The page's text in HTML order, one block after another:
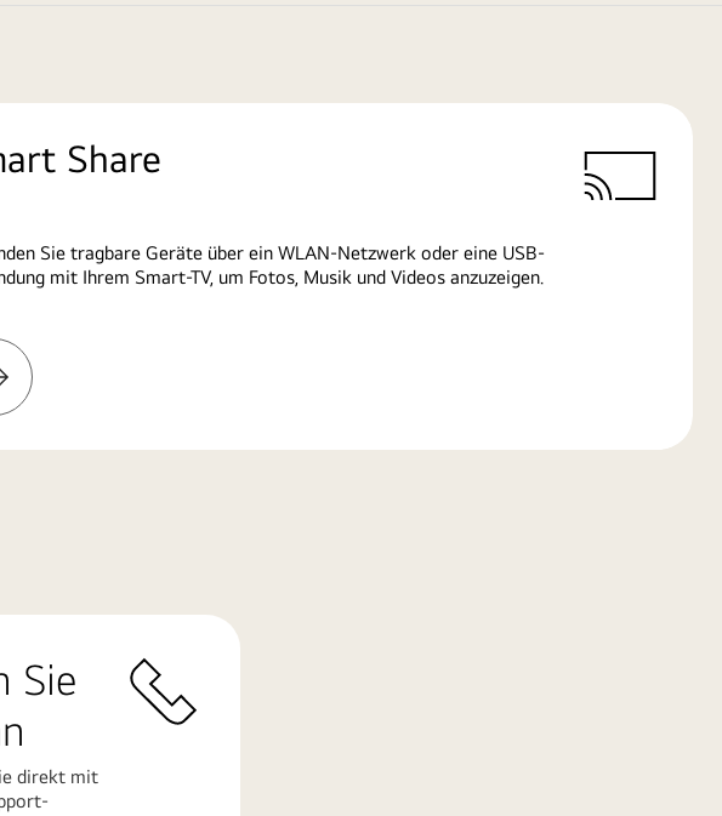
Share
Sie tragbare Geräte über ein WLAN-Netzwerk oder eine USB-
mit Ihrem Smart-TV, um Fotos, Musik und Videos anzuzeigen.
Mehr
Sie
direkt mit